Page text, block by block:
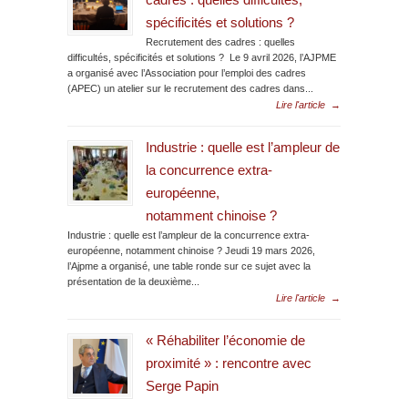
spécificités et solutions ?
Recrutement des cadres : quelles
difficultés, spécificités et solutions ? Le 9 avril 2026, l’AJPME
a organisé avec l’Association pour l’emploi des cadres
(APEC) un atelier sur le recrutement des cadres dans...
Lire l'article
→
Industrie : quelle est l’ampleur de
la concurrence extra-
européenne,
notamment chinoise ?
Industrie : quelle est l’ampleur de la concurrence extra-
européenne, notamment chinoise ? Jeudi 19 mars 2026,
l’Ajpme a organisé, une table ronde sur ce sujet avec la
présentation de la deuxième...
Lire l'article
→
« Réhabiliter l’économie de
proximité » : rencontre avec
Serge Papin